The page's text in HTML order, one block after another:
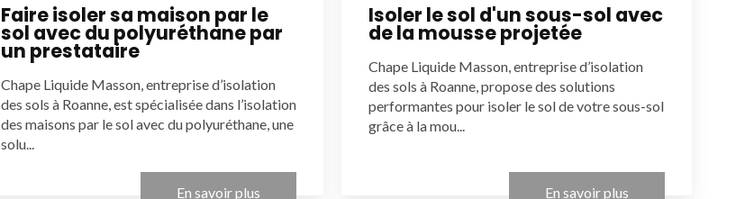
Faire isoler sa maison par le
sol avec du polyuréthane par
un prestataire
Chape Liquide Masson, entreprise d’isolation
des sols à Roanne, est spécialisée dans l’isolation
des maisons par le sol avec du polyuréthane, une
solu...
En savoir plus
Isoler le sol d'un sous-sol avec
de la mousse projetée
Chape Liquide Masson, entreprise d’isolation
des sols à Roanne, propose des solutions
performantes pour isoler le sol de votre sous-sol
grâce à la mou...
En savoir plus